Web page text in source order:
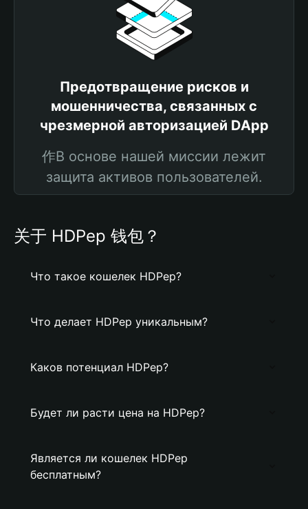
Предотвращение рисков и
мошенничества, связанных с
чрезмерной авторизацией DApp
作В основе нашей миссии лежит
защита активов пользователей.
关于 HDPep 钱包？
Что такое кошелек HDPep?
Что делает HDPep уникальным?
Каков потенциал HDPep?
Будет ли расти цена на HDPep?
Является ли кошелек HDPep
бесплатным?